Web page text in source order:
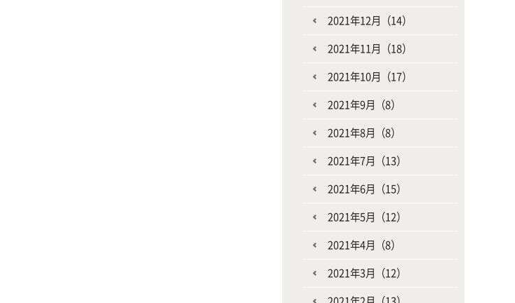
2021年12月（14）
2021年11月（18）
2021年10月（17）
2021年9月（8）
2021年8月（8）
2021年7月（13）
2021年6月（15）
2021年5月（12）
2021年4月（8）
2021年3月（12）